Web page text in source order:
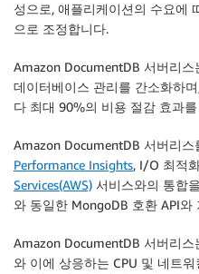
성으로, 애플리케이션의 수요에
으로 조정합니다.
Amazon DocumentDB 서버리
데이터베이스 관리를 간소화하
다 최대 90%의 비용 절감 효과
Amazon DocumentDB 서버리
Performance Insights, I/O 최적
Services(AWS) 서비스와의 통합
와 동일한 MongoDB 호환 API와
Amazon DocumentDB 서버리스
와 이에 상응하는 CPU 및 네트